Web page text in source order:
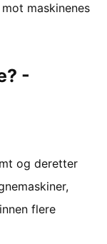
maskinenes
-
og deretter
flere